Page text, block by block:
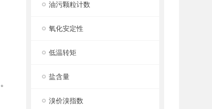
油污颗粒计数
氧化安定性
低温转矩
盐含量
溴价溴指数
。